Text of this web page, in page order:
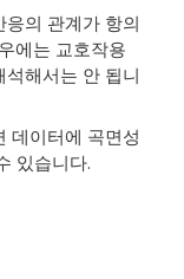
의 관계가 항의
에는 교호작용
해서는 안 됩니
데이터에 곡면성
있습니다.